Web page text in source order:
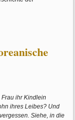
Frau ihr Kindlein
ihres Leibes? Und
Siehe, in die